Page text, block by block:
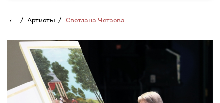
← / Артисты / Светлана Четаева